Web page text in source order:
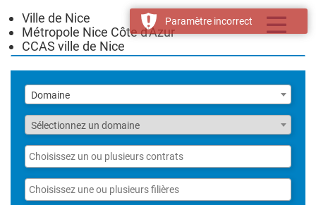
Toggle
Ville de Nice
Métropole Nice Côte d'Azur
CCAS ville de Nice
Liste
des
domaines
Domaine
Fonction
Sélectionnez un domaine
Liste
des
contrats
Liste
des
Paramètre incorrect